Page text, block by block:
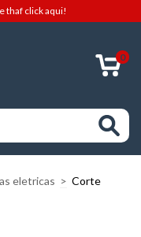
thaf click aqui!
0
eletricas > Corte